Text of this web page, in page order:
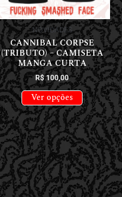
NOVIDADES
CANNIBAL CORPSE
(TRIBUTO) – CAMISETA
MANGA CURTA
R$100,00
Ver opções